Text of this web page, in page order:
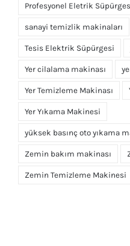
Profesyonel Eletrik
sanayi temizlik makinaları
Tesis Elektrik Süpürgesi
Yer cilalama makinası
Yer Temizleme Makinası
Yer Yıkama Makinesi
yüksek basınç oto yıkama
Zemin bakım makinası
Zemin Temizleme Makinesi